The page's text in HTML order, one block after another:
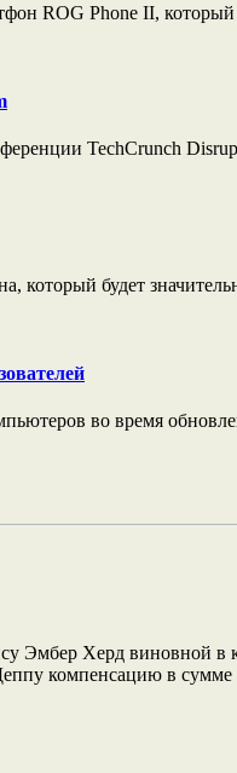
ROG Phone II,
TechCrunch
который будет
во время
Херд виновной в
компенсацию в